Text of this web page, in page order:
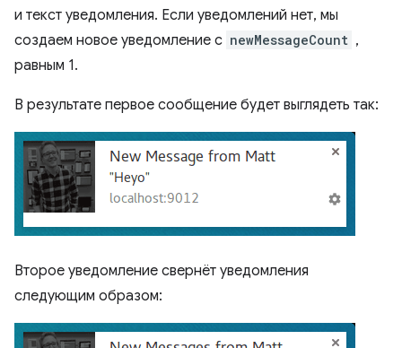
и текст уведомления. Если уведомлений нет, мы
создаем новое уведомление с newMessageCount ,
равным 1.
В результате первое сообщение будет выглядеть так:
Второе уведомление свернёт уведомления
следующим образом: